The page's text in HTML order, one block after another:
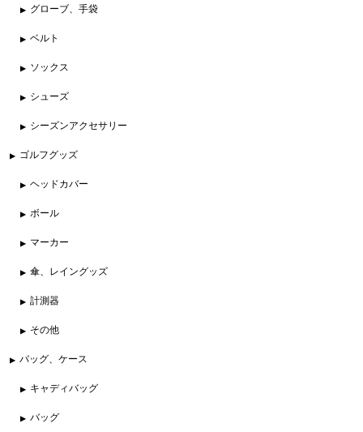
グローブ、手袋
ベルト
ソックス
シューズ
シーズンアクセサリー
ゴルフグッズ
ヘッドカバー
ボール
マーカー
傘、レイングッズ
計測器
その他
バッグ、ケース
キャディバッグ
バッグ